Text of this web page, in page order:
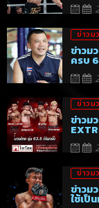
ข่าวม
ข่าวม
ครบ
ข่าวม
ข่าวม
ข่าวม
ข่าวม
ใช้เป็